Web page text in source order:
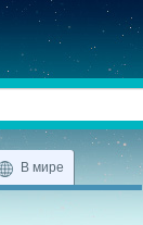
В мире